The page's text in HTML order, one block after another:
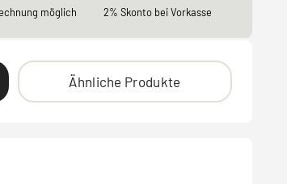
möglich 2% Skonto bei Vorkasse
Ähnliche Produkte